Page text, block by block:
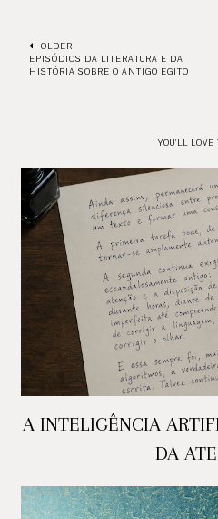
OLDER
EPISÓDIOS DA LITERATURA E DA
HISTÓRIA SOBRE O ANTIGO EGITO
YOU'LL
A INTELIGÊNCIA
DA